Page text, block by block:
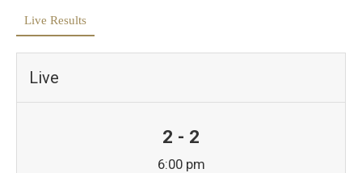
Live Results
Live
2 - 2
6:00 pm